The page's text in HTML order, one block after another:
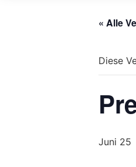
« Alle
Diese
Juni 25